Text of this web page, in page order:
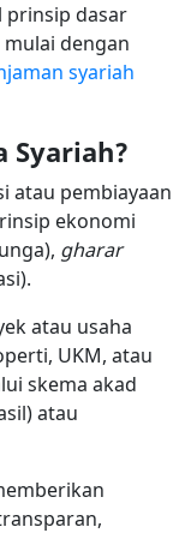
prinsip dasar
dengan
syariah
Syariah?
atau pembiayaan
ekonomi
gharar
atau usaha
UKM, atau
skema akad
atau